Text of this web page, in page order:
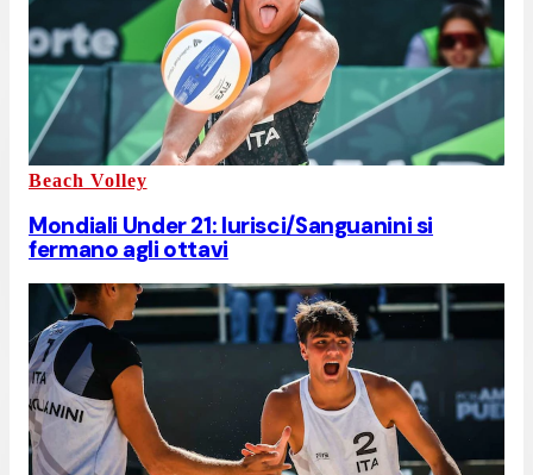
Beach Volley
Mondiali Under 21: Iurisci/Sanguanini si
fermano agli ottavi